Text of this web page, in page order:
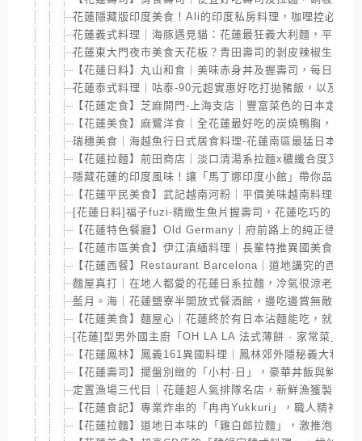
花蓮隱藏版印度美食！Ali的印度私房料理，咖哩控必訪
花蓮義式料理｜海豚遇見貓：花蓮最狂義大利麵，平價大
花蓮東大門夜市美食天花板？青田壽司的剝皮辣椒生魚捲
【花蓮日料】丸山和食｜美味赤身丼及握壽司，每日採購
花蓮泰式料理｜咕泰-90元超實惠好吃打拋豬飯，以及Q彈
【花蓮定食】芝麻開門-上海支店｜豐富菜色的日本定食
【花蓮美食】麻鷺洋食｜全花蓮最好吃的炭燒鴨胸，花蓮
瑞穗美食｜海越魚行日式居食料理-花蓮南區最猛日本料
【花蓮拉麵】前田商店｜淡口清湯系拉麵x穠纖合度叉燒
隱藏花蓮的印度風味！讓「馬丁娜印度小館」帶你品味正
【花蓮平民美食】武記越南河粉｜平價美味越南料理，下
[花蓮日料]福子fuzi-精緻生魚片握壽司，花蓮吃巧的日本
【花蓮特色餐廳】Old Germany｜府前路上的純正德國
【花蓮市區美食】伊江滇緬料理｜長輩特推異國美食，持
【花蓮西餐】Restaurant Barcelona｜道地講究的西班
麵屋真打｜在地人都愛的花蓮日系拉麵，冷氣很涼老闆很
藍月。海｜花蓮鹽寮半開放式餐酒館，邊吃邊賞無敵海景
【花蓮美食】麵屋心｜花蓮終於有日本沾麵能吃，就在市
[花蓮]型男外國主廚「OH LA LA 法式薄餅 · 家常菜」，
【花蓮鳳林】鳳義161異國料理｜鳳林郊外隱秘義大利麵
【花蓮壽司】擺盤別緻的「小村·日」，豪華丼飯與鮮魚
定置漁場三代目｜花蓮超人氣排隊名店，新鮮漁獲製作鮮
【花蓮食記】專業炸串的「冉冉Yukkuri」，職人精神的
【花蓮拉麵】道地日本味的「雞白郎拉麵」，激推泡系雞